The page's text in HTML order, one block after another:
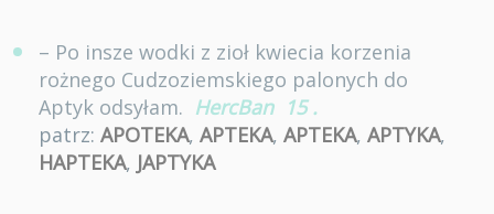
– Po insze wodki z zioł kwiecia korzenia
rożnego Cudzoziemskiego palonych do
Aptyk odsyłam. HercBan 15 .
patrz: APOTEKA, APTEKA, APTEKA, APTYKA,
HAPTEKA, JAPTYKA